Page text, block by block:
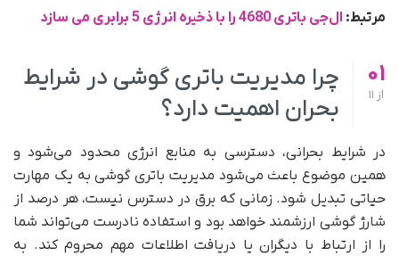
مرتبط: ال‌جی باتری‌ 4680 را با ذخیره انرژی 5 برابری می سازد
01
از
چرا مدیریت باتری گوشی در شرایط
بحران اهمیت دارد؟
در شرایط بحرانی، دسترسی به منابع انرژی محدود می‌شود و
همین موضوع باعث می‌شود مدیریت باتری گوشی به یک مهارت
حیاتی تبدیل شود. زمانی که برق در دسترس نیست، هر درصد از
شارژ گوشی ارزشمند خواهد بود و استفاده نادرست می‌تواند شما
را از ارتباط با دیگران یا دریافت اطلاعات مهم محروم کند. به